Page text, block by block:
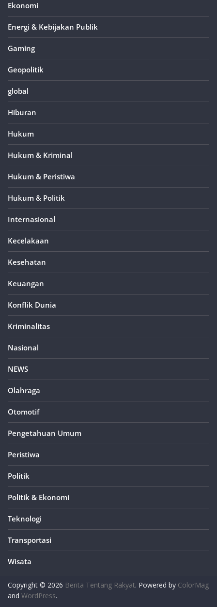
Ekonomi
Energi & Kebijakan Publik
Gaming
Geopolitik
global
Hiburan
Hukum
Hukum & Kriminal
Hukum & Peristiwa
Hukum & Politik
Internasional
Kecelakaan
Kesehatan
Keuangan
Konflik Dunia
Kriminalitas
Nasional
NEWS
Olahraga
Otomotif
Pengetahuan Umum
Peristiwa
Politik
Politik & Ekonomi
Teknologi
Transportasi
Wisata
Copyright © 2026 Berita Tentang Rakyat. Powered by ColorMag
and WordPress.